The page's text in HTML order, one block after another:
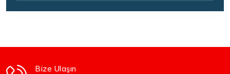
Bize Ulaşın